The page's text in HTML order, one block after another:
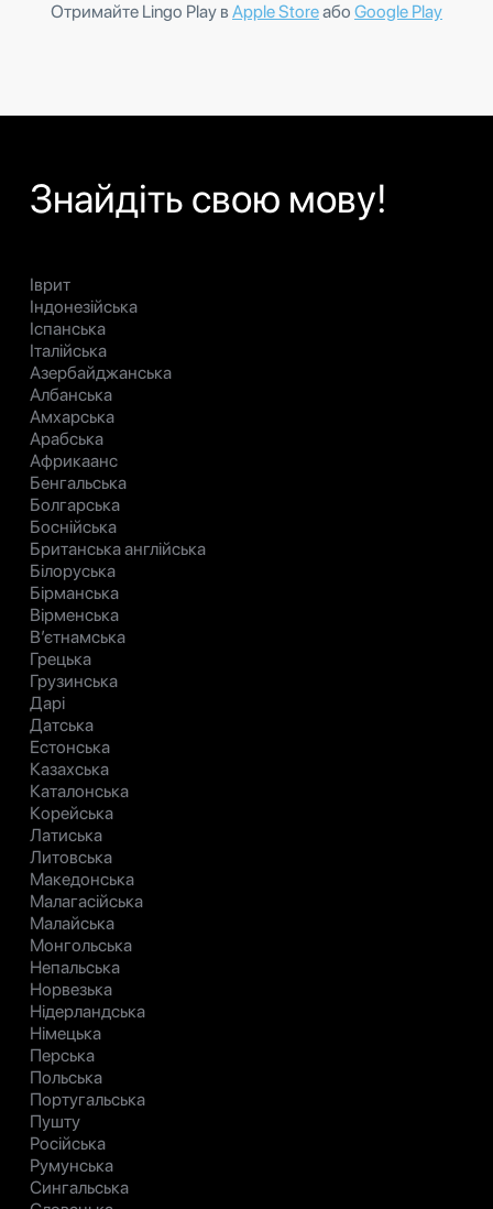
Отримайте Lingo Play в Apple Storeабо Google Play
Знайдіть свою мову!
Іврит
Індонезійська
Іспанська
Італійська
Азербайджанська
Албанська
Амхарська
Арабська
Африкаанс
Бенгальська
Болгарська
Боснійська
Британська англійська
Білоруська
Бірманська
Вірменська
В’єтнамська
Грецька
Грузинська
Дарі
Датська
Естонська
Казахська
Каталонська
Корейська
Латиська
Литовська
Македонська
Малагасійська
Малайська
Монгольська
Непальська
Норвезька
Нідерландська
Німецька
Перська
Польська
Португальська
Пушту
Російська
Румунська
Сингальська